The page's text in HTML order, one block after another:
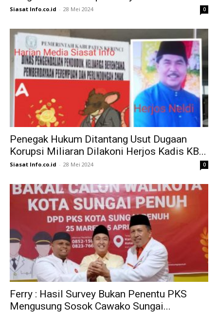
Siasat Info.co.id - 28 Mei 2024 0
Penegak Hukum Ditantang Usut Dugaan
Korupsi Miliaran Dilakoni Herjos Kadis KB...
Siasat Info.co.id - 28 Mei 2024 0
Ferry : Hasil Survey Bukan Penentu PKS
Mengusung Sosok Cawako Sungai...